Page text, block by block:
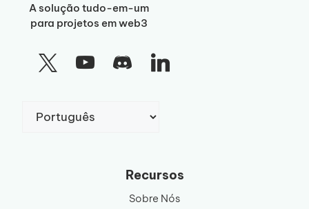
A solução tudo-em-um
para projetos em web3
um
Recursos
Sobre Nós